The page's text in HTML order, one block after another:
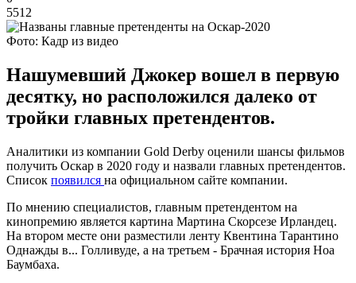
5512
Фото: Кадр из видео
Нашумевший Джокер вошел в первую
десятку, но расположился далеко от
тройки главных претендентов.
Аналитики из компании Gold Derby оценили шансы фильмов
получить Оскар в 2020 году и назвали главных претендентов.
Список появился на официальном сайте компании.
По мнению специалистов, главным претендентом на
кинопремию является картина Мартина Скорсезе Ирландец.
На втором месте они разместили ленту Квентина Тарантино
Однажды в... Голливуде, а на третьем - Брачная история Ноа
Баумбаха.